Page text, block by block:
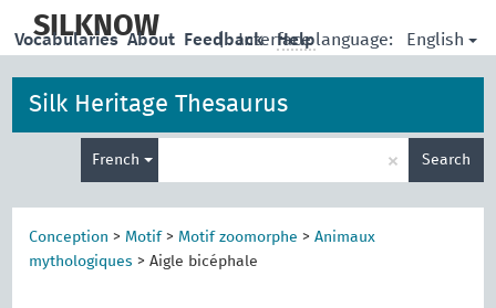
main
SILKNOW | Interface language: English
Vocabularies About Feedback Help
Silk Heritage Thesaurus
French × Search
Conception > Motif > Motif zoomorphe >Animaux
mythologiques >Aigle bicéphale